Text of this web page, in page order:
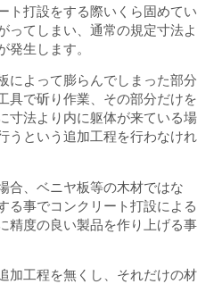
ト打設をする際いくら固めてい
ってしまい、通常の規定寸法よ
発生します。
によって膨らんでしまった部分
具で斫り作業、その部分だけを
寸法より内に躯体が来ている場
うという追加工程を行わなけれ
合、ベニヤ板等の木材ではな
る事でコンクリート打設による
精度の良い製品を作り上げる事
加工程を無くし、それだけの材